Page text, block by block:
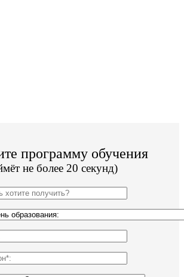
программу обучения
не более 20 секунд)